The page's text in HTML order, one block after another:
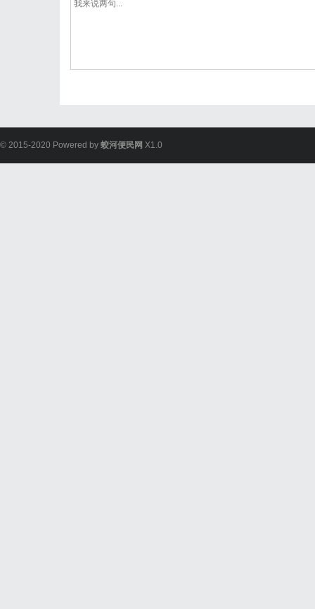
© 2015-2020 Powered by 蛟河便民网 X1.0